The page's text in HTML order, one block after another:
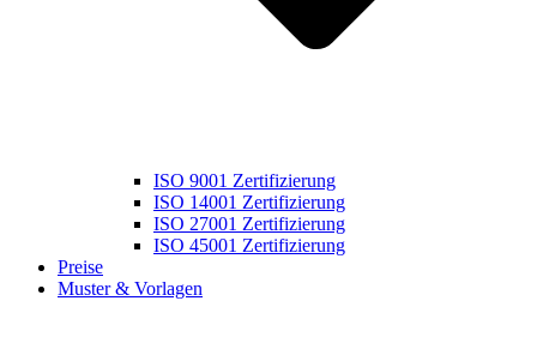
ISO 9001 Zertifizierung
ISO 14001 Zertifizierung
ISO 27001 Zertifizierung
ISO 45001 Zertifizierung
Preise
Muster & Vorlagen